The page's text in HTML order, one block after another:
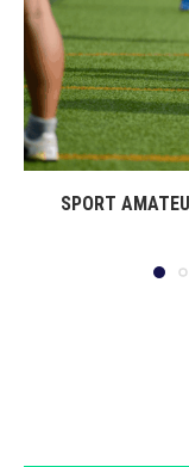
SPORT